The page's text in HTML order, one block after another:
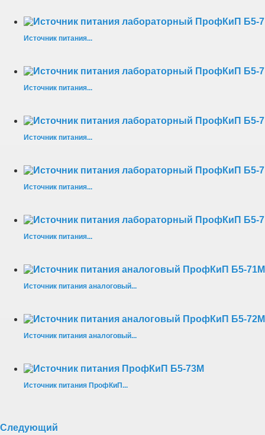
Источник питания...
Источник питания...
Источник питания...
Источник питания...
Источник питания...
Источник питания аналоговый...
Источник питания аналоговый...
Источник питания ПрофКиП...
Следующий